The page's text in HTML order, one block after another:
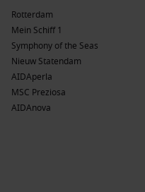
Rotterdam
Mein Schiff 1
Symphony of the Seas
Nieuw Statendam
AIDAperla
MSC Preziosa
AIDAnova